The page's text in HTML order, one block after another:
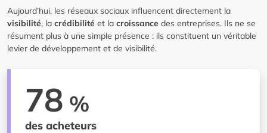
Aujourd’hui, les réseaux sociaux influencent directement la
visibilité, la crédibilité et la croissance des entreprises. Ils ne se
résument plus à une simple présence : ils constituent un véritable
levier de développement et de visibilité.
78 %
des acheteurs